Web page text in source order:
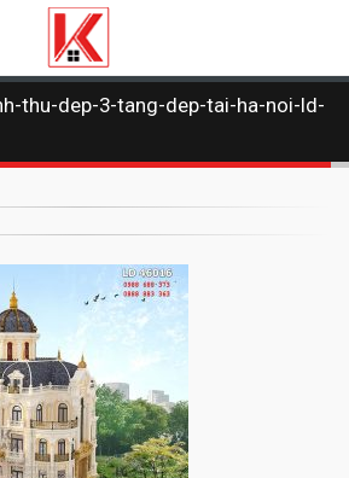
thu-dep-3-tang-dep-tai-ha-noi-ld-